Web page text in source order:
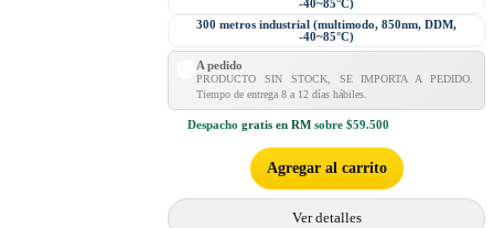
-40~85°C)
300 metros industrial (multimodo, 850nm, DDM,
-40~85°C)
A pedido
PRODUCTO SIN STOCK, SE IMPORTA A PEDIDO.
Tiempo de entrega 8 a 12 días hábiles.
Despacho gratis en RM sobre $59.500
Agregar al carrito
Ver detalles